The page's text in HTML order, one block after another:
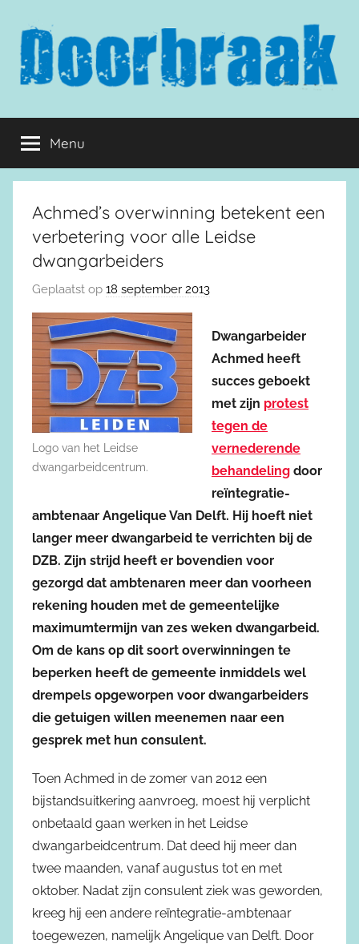
inhoud
springen
Doorbraak.eu
Menu
Achmed’s overwinning betekent een
verbetering voor alle Leidse
dwangarbeiders
Geplaatst op 18 september 2013
Logo van het Leidse
dwangarbeidcentrum.
Dwangarbeider
Achmed heeft
succes geboekt
met zijn protest
tegen de
vernederende
behandeling door
reïntegratie-
ambtenaar Angelique Van Delft. Hij hoeft niet
langer meer dwangarbeid te verrichten bij de
DZB. Zijn strijd heeft er bovendien voor
gezorgd dat ambtenaren meer dan voorheen
rekening houden met de gemeentelijke
maximumtermijn van zes weken dwangarbeid.
Om de kans op dit soort overwinningen te
beperken heeft de gemeente inmiddels wel
drempels opgeworpen voor dwangarbeiders
die getuigen willen meenemen naar een
gesprek met hun consulent.
Toen Achmed in de zomer van 2012 een
bijstandsuitkering aanvroeg, moest hij verplicht
onbetaald gaan werken in het Leidse
dwangarbeidcentrum. Dat deed hij meer dan
twee maanden, vanaf augustus tot en met
oktober. Nadat zijn consulent ziek was geworden,
kreeg hij een andere reïntegratie-ambtenaar
toegewezen, namelijk Angelique van Delft. Door